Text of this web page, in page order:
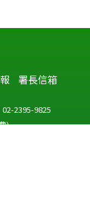
署長信箱
02-2395-9825
)